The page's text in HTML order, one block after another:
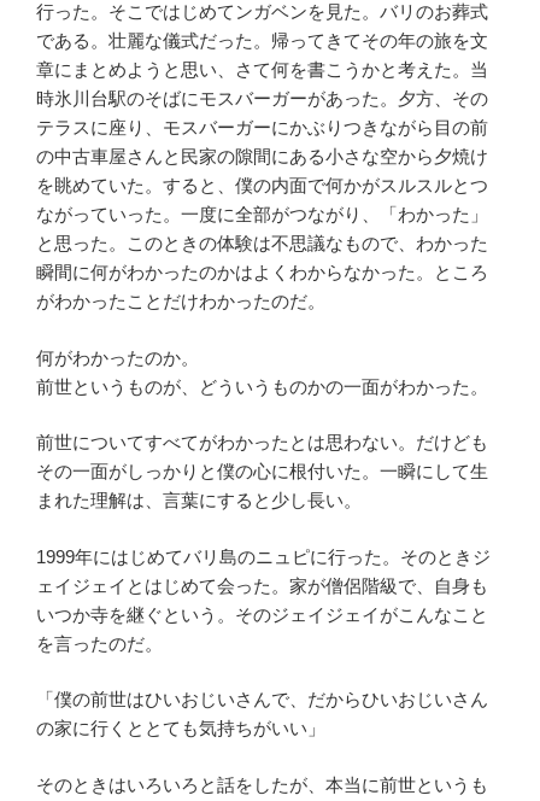
行った。そこではじめてンガベンを見た。バリのお葬式
である。壮麗な儀式だった。帰ってきてその年の旅を文
章にまとめようと思い、さて何を書こうかと考えた。当
時氷川台駅のそばにモスバーガーがあった。夕方、その
テラスに座り、モスバーガーにかぶりつきながら目の前
の中古車屋さんと民家の隙間にある小さな空から夕焼け
を眺めていた。すると、僕の内面で何かがスルスルとつ
ながっていった。一度に全部がつながり、「わかった」
と思った。このときの体験は不思議なもので、わかった
瞬間に何がわかったのかはよくわからなかった。ところ
がわかったことだけわかったのだ。
何がわかったのか。
前世というものが、どういうものかの一面がわかった。
前世についてすべてがわかったとは思わない。だけども
その一面がしっかりと僕の心に根付いた。一瞬にして生
まれた理解は、言葉にすると少し長い。
1999年にはじめてバリ島のニュピに行った。そのときジ
ェイジェイとはじめて会った。家が僧侶階級で、自身も
いつか寺を継ぐという。そのジェイジェイがこんなこと
を言ったのだ。
「僕の前世はひいおじいさんで、だからひいおじいさん
の家に行くととても気持ちがいい」
そのときはいろいろと話をしたが、本当に前世というも